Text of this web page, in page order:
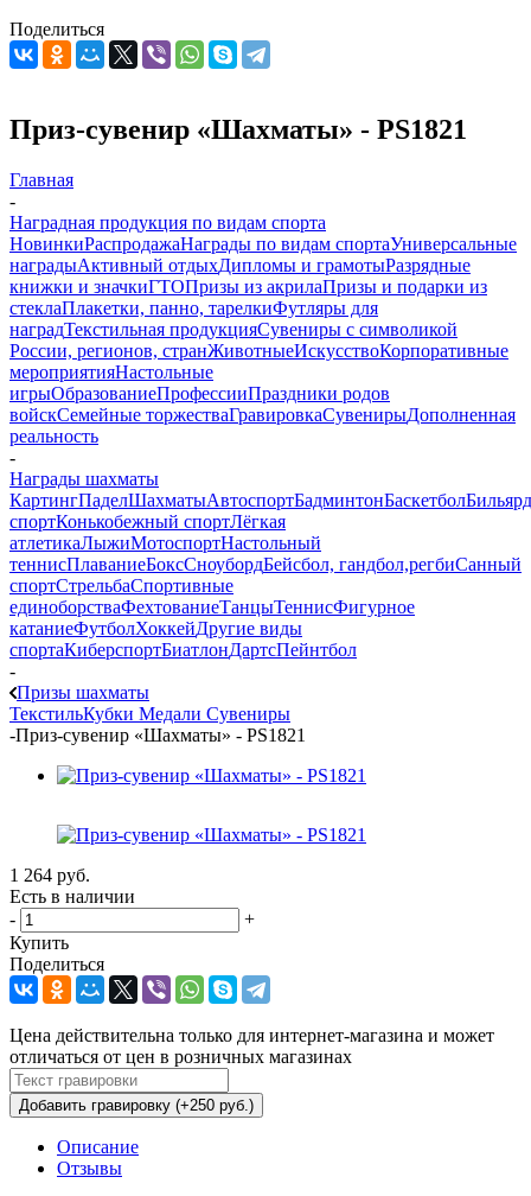
Поделиться
Приз-сувенир «Шахматы» - PS1821
Главная
-
Наградная продукция по видам спорта
НовинкиРаспродажаНаграды по видам спортаУниверсальные
наградыАктивный отдыхДипломы и грамотыРазрядные
книжки и значкиГТОПризы из акрилаПризы и подарки из
стеклаПлакетки, панно, тарелкиФутляры для
наградТекстильная продукцияСувениры с символикой
России, регионов, странЖивотныеИскусствоКорпоративные
мероприятияНастольные
игрыОбразованиеПрофессииПраздники родов
войскСемейные торжестваГравировкаСувенирыДополненная
реальность
-
Награды шахматы
КартингПаделШахматыАвтоспортБадминтонБаскетболБильярд
спортКонькобежный спортЛёгкая
атлетикаЛыжиМотоспортНастольный
теннисПлаваниеБоксСноубордБейсбол, гандбол,регбиСанный
спортСтрельбаСпортивные
единоборстваФехтованиеТанцыТеннисФигурное
катаниеФутболХоккейДругие виды
спортаКиберспортБиатлонДартсПейнтбол
-
Призы шахматы
ТекстильКубки Медали Сувениры
-Приз-сувенир «Шахматы» - PS1821
1 264 руб.
Есть в наличии
-
+
Купить
Поделиться
Цена действительна только для интернет-магазина и может
отличаться от цен в розничных магазинах
Добавить гравировку (+250 руб.)
Описание
Отзывы